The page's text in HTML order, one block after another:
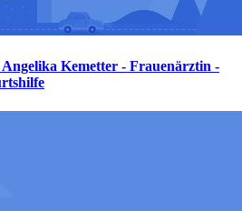
Kemetter - Frauenärztin -